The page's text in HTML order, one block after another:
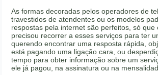
As formas decoradas pelos operadores de
travestidos de atendentes ou os modelos
respostas pela internet são perfeitos, só que
precisou recorrer a esses serviços para ter
querendo encontrar uma resposta rápida,
está pagando uma ligação cara, ou
tempo para obter informação sobre um
ele já pagou, na assinatura ou na